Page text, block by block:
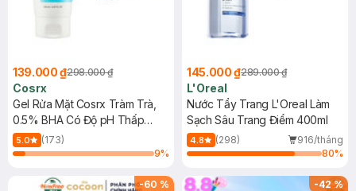
139.000 ₫298.000 ₫
Cosrx
Gel Rửa Mặt Cosrx Tràm Trà,
0.5% BHA Có Độ pH Thấp
150ml
5.0
(173)
9%
145.000 ₫289.000 ₫
L'Oreal
Nước Tẩy Trang L'Oreal Làm
Sạch Sâu Trang Điểm 400ml
4.8 (298)
916/tháng
80%
-60 % -42%